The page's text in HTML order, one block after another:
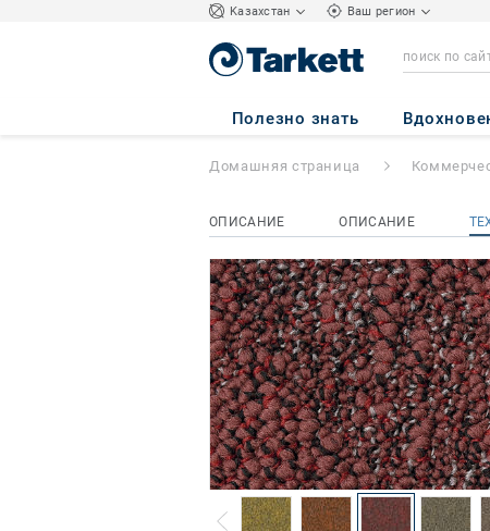
Kазахстан Ваш регион
Полезно знать
Granite - Granite
Домашняя страница
ОПИСАНИЕ ОПИСАНИЕ